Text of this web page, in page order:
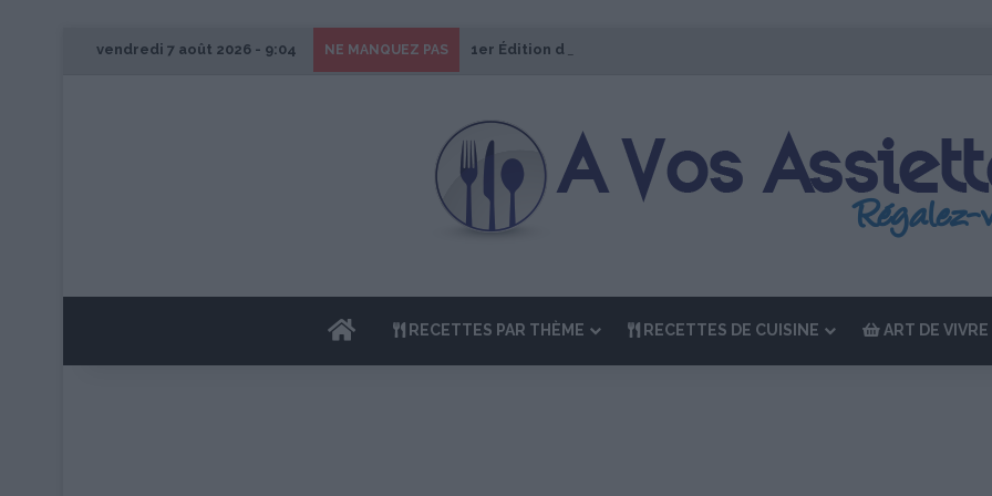
vendredi 7 août 2026 - 9:04 NE MANQUEZ PAS 1er Édition de “La Semaine des Chefs” du 19 au 24 octobre 2026
ACCUEILRECETTES PAR THÈME RECETTES DE CUISINE ART DE VIVRE